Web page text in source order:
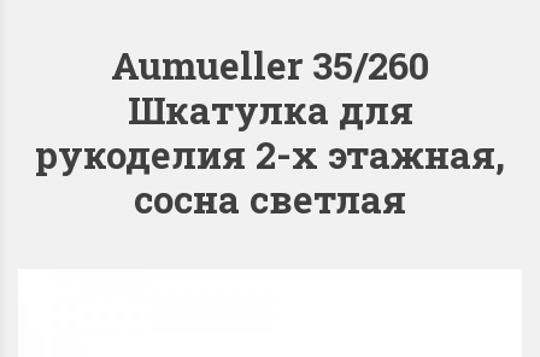
Aumueller 35/260
Шкатулка для
рукоделия 2-х этажная,
сосна светлая